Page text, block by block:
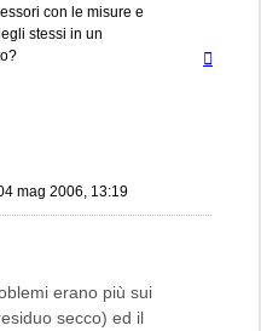
con le misure e
stessi in un
mag 2006, 13:19
erano più sui
secco) ed il